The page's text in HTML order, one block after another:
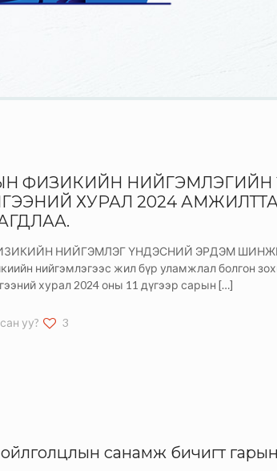
ФИЗИКИЙН
ХУРАЛ 2024
НИЙГЭМЛЭГ ҮНДЭСНИЙ ЭРДЭМ
нийгэмлэгээс жил бүр уламжлал болгон
хурал 2024 оны 11 дүгээр сарын […]
уу? 3
санамж бичигт гарын